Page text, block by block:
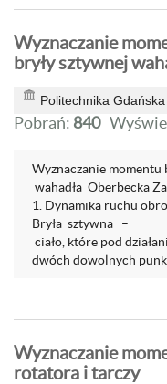
Wyznaczanie
bryły sztywnej
Politechnika Gdańska
Pobrań: 840
Wyznaczanie
wahadła Oberbecka
1. Dynamika ruchu
Bryła sztywna –
ciało, które pod
dwóch dowolnych
Wyznaczanie
rotatora i tarczy